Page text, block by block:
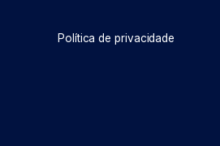
Política de privacidade